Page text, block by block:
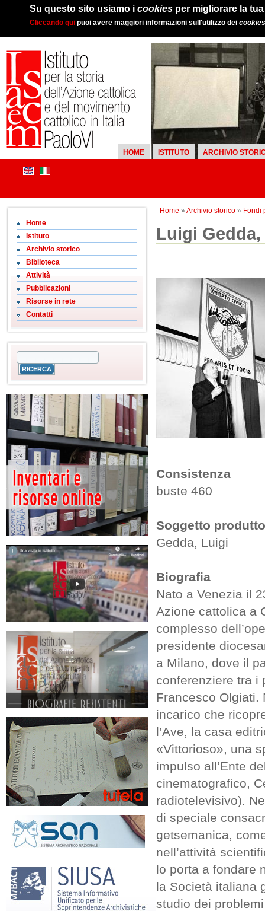
Su questo sito usiamo i cookies per migliorare la
Cliccando qui puoi avere maggiori informazioni sull'utilizzo dei cookies
HOME ISTITUTO ARCHIVIO
Home » Archivio storico» Fondi
Home
Istituto
Archivio storico
Biblioteca
Attività
Pubblicazioni
Risorse in rete
Contatti
Luigi Gedda,
Consistenza
buste 460
Soggetto
Gedda, Luigi
Biografia
Nato a Venezia il
Azione cattolica a
complesso
presidente
a Milano, dove il
conferenziere tra i
Francesco Olgiati.
incarico che
l’Ave, la casa
«Vittorioso», una
impulso all’Ente
cinematografico,
radiotelevisivo).
di speciale
getsemanica,
nell’attività
lo porta a fondare
la Società italiana
studio dei